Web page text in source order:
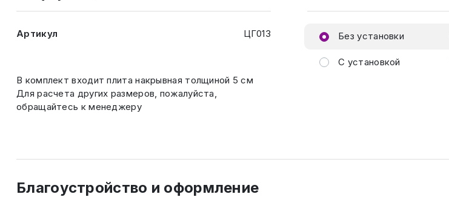
Артикул ЦГ013
В комплект входит плита накрывная толщиной 5 см
Для расчета других размеров, пожалуйста,
обращайтесь к менеджеру
Без установки
С установкой
Благоустройство и оформление